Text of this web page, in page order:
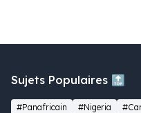
Sujets Populaires 🔝
#Panafricain #Nigeria